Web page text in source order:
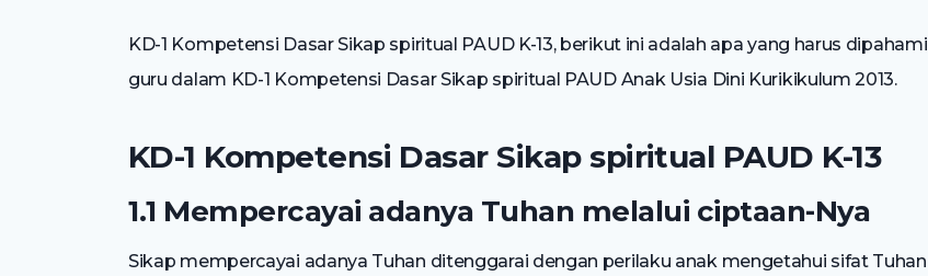
KD-1 Kompetensi Dasar Sikap spiritual PAUD K-13, berikut ini adalah apa yang harus dipahami
guru dalam KD-1 Kompetensi Dasar Sikap spiritual PAUD Anak Usia Dini Kurikikulum 2013.
KD-1 Kompetensi Dasar Sikap spiritual PAUD K-13
1.1 Mempercayai adanya Tuhan melalui ciptaan-Nya
Sikap mempercayai adanya Tuhan ditenggarai dengan perilaku anak mengetahui sifat Tuhan